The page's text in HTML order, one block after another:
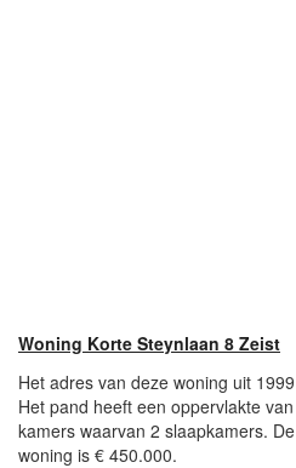
Woning Korte Steynlaan 8 Zeist
Het adres van deze woning uit
Het pand heeft een oppervlakte
kamers waarvan 2 slaapkamers.
woning is € 450.000.